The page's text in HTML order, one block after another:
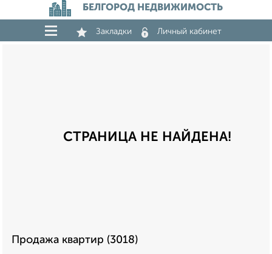
БЕЛГОРОД НЕДВИЖИМОСТЬ
Закладки Личный кабинет
СТРАНИЦА НЕ НАЙДЕНА!
Продажа квартир (3018)